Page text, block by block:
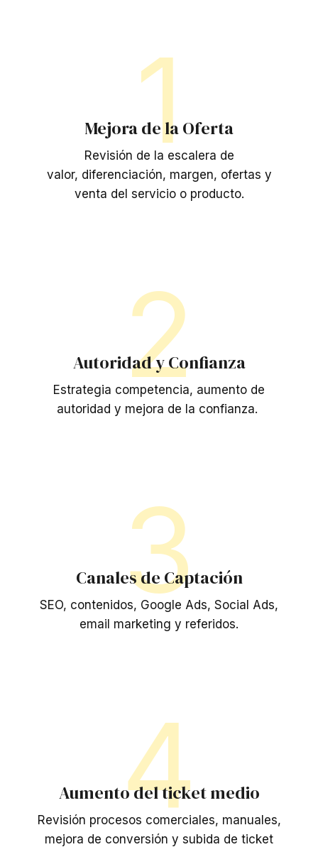
1
Mejora de la Oferta
Revisión de la escalera de
valor, diferenciación, margen, ofertas y
venta del servicio o producto.
2
Autoridad y Confianza
Estrategia competencia, aumento de
autoridad y mejora de la confianza.
3
Canales de Captación
SEO, contenidos, Google Ads, Social Ads,
email marketing y referidos.
4
Aumento del ticket medio
Revisión procesos comerciales, manuales,
mejora de conversión y subida de ticket